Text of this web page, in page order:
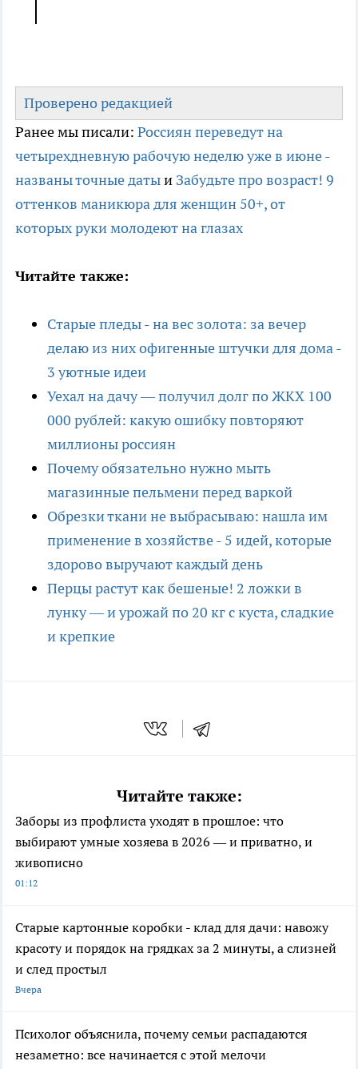
Проверено редакцией
Ранее мы писали: Россиян переведут на
четырехдневную рабочую неделю уже в июне -
названы точные датыи Забудьте про возраст! 9
оттенков маникюра для женщин 50+, от
которых руки молодеют на глазах
Читайте также:
Старые пледы - на вес золота: за вечер
делаю из них офигенные штучки для дома -
3 уютные идеи
Уехал на дачу — получил долг по ЖКХ 100
000 рублей: какую ошибку повторяют
миллионы россиян
Почему обязательно нужно мыть
магазинные пельмени перед варкой
Обрезки ткани не выбрасываю: нашла им
применение в хозяйстве - 5 идей, которые
здорово выручают каждый день
Перцы растут как бешеные! 2 ложки в
лунку — и урожай по 20 кг с куста, сладкие
и крепкие
Читайте также:
Заборы из профлиста уходят в прошлое: что
выбирают умные хозяева в 2026 — и приватно, и
живописно
01:12
Старые картонные коробки - клад для дачи: навожу
красоту и порядок на грядках за 2 минуты, а слизней
и след простыл
Вчера
Психолог объяснила, почему семьи распадаются
незаметно: все начинается с этой мелочи